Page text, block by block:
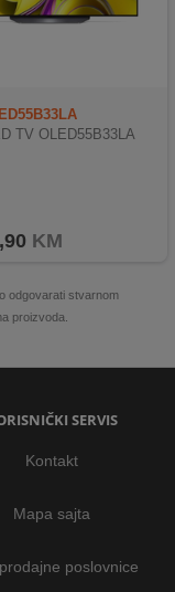
TV OLED55B33LA
KM
odgovarati stvarnom
proizvoda.
SERVIS
Kontakt
Mapa sajta
poslovnice